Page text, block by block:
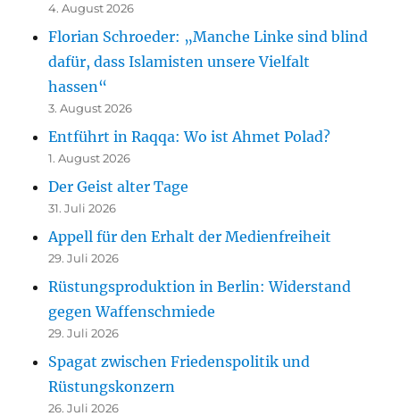
4. August 2026
Florian Schroeder: „Manche Linke sind blind
dafür, dass Islamisten unsere Vielfalt
hassen“
3. August 2026
Entführt in Raqqa: Wo ist Ahmet Polad?
1. August 2026
Der Geist alter Tage
31. Juli 2026
Appell für den Erhalt der Medienfreiheit
29. Juli 2026
Rüstungsproduktion in Berlin: Widerstand
gegen Waffenschmiede
29. Juli 2026
Spagat zwischen Friedenspolitik und
Rüstungskonzern
26. Juli 2026